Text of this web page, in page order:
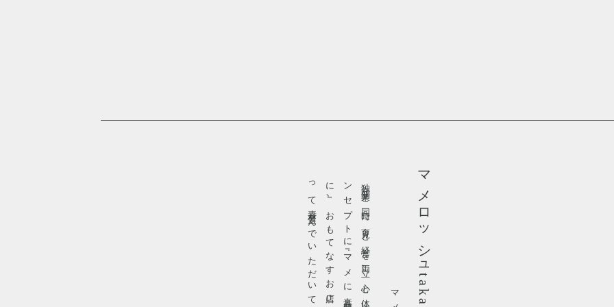
マメロッシュtakata
。